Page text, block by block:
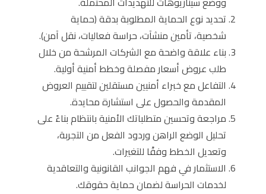
تحديد نوع الحماية المطلوبة بدقة (حماية
شخصية، تأمين منشآت، حراسة فعاليات، نقل آمن).
بناء علاقة واضحة مع الشركات المرشحة من خلال
طلب عروض أسعار مفصلة وخطط أمنية أولية.
التفاعل مع خبراء أمنيين مستقلين لتقييم العروض
المقدمة والحصول على استشارة محايدة.
مراجعة وتحسين متطلباتك الأمنية بانتظام بناءً على
تحليل الوضع الراهن وردود الفعل من التجربة،
وتعديل الخطط وفقًا للتغيرات.
الاستثمار في فهم الجوانب القانونية والتعاقدية
لخدمات الحراسة لضمان حماية حقوقك.